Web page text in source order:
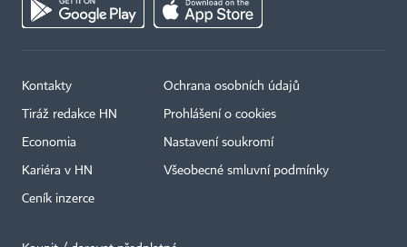
Kontakty
Tiráž redakce HN
Economia
Kariéra v HN
Ceník inzerce
Ochrana osobních údajů
Prohlášení o cookies
Nastavení soukromí
Všeobecné smluvní podmínky